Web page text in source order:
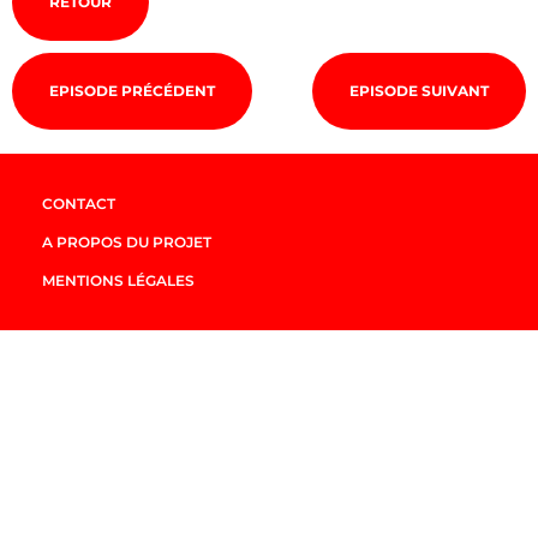
EPISODE PRÉCÉDENT EPISODE SUIVANT
CONTACT
A PROPOS DU PROJET
MENTIONS LÉGALES